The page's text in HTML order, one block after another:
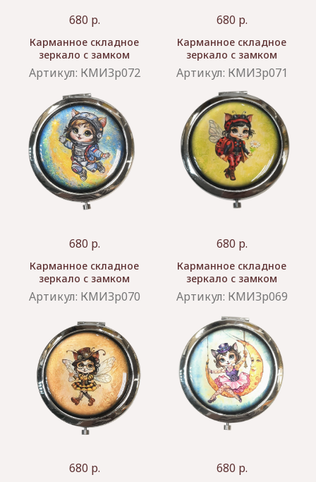
680 р.
Карманное складное
зеркало с замком
Артикул: КМИЗр072
680 р.
Карманное складное
зеркало с замком
Артикул: КМИЗр071
680 р.
Карманное складное
зеркало с замком
Артикул: КМИЗр070
680 р.
Карманное складное
зеркало с замком
Артикул: КМИЗр069
680 р. 680 р.